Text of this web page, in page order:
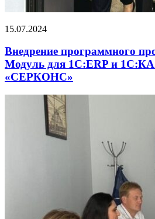
15.07.2024
Внедрение программного
Модуль для 1С:ERP и
«СЕРКОНС»